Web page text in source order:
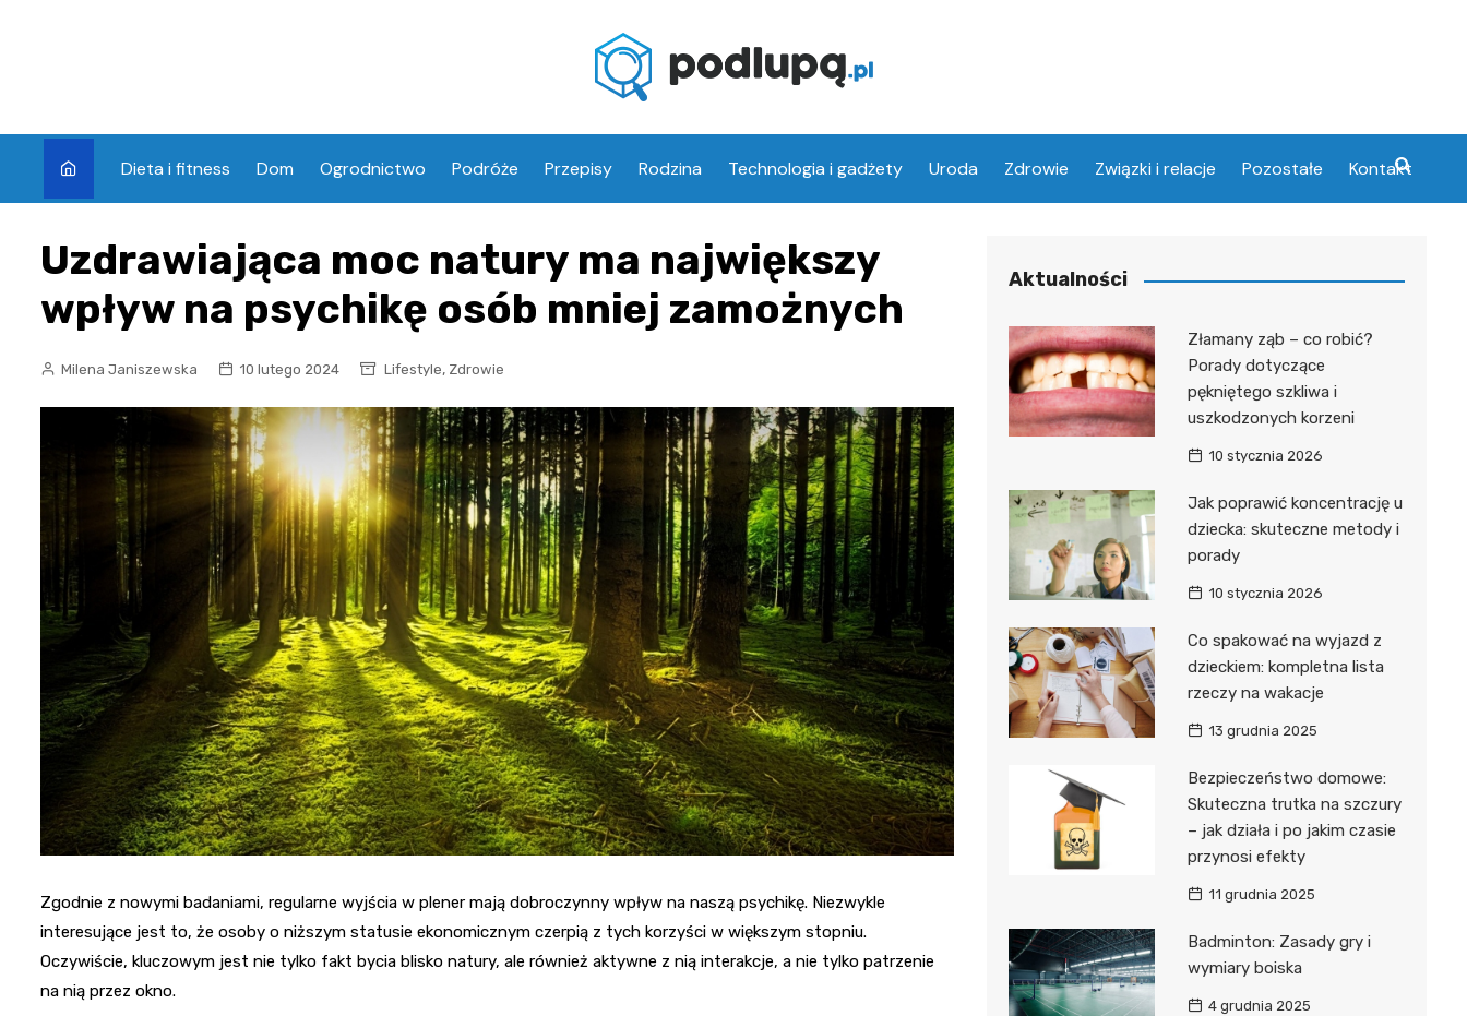
Dieta i fitness Dom Ogrodnictwo Podróże Przepisy Rodzina Technologia i gadżety Uroda Zdrowie Związki i relacje Pozostałe Kontakt
Uzdrawiająca moc natury ma największy
wpływ na psychikę osób mniej zamożnych
Milena Janiszewska 10 lutego 2024 Lifestyle, Zdrowie
Zgodnie z nowymi badaniami, regularne wyjścia w plener mają dobroczynny wpływ na naszą psychikę. Niezwykle
interesujące jest to, że osoby o niższym statusie ekonomicznym czerpią z tych korzyści w większym stopniu.
Oczywiście, kluczowym jest nie tylko fakt bycia blisko natury, ale również aktywne z nią interakcje, a nie tylko patrzenie
na nią przez okno.
Aktualności
Złamany ząb – co robić?
Porady dotyczące
pękniętego szkliwa i
uszkodzonych korzeni
10 stycznia 2026
Jak poprawić koncentrację u
dziecka: skuteczne metody i
porady
10 stycznia 2026
Co spakować na wyjazd z
dzieckiem: kompletna lista
rzeczy na wakacje
13 grudnia 2025
Bezpieczeństwo domowe:
Skuteczna trutka na szczury
– jak działa i po jakim czasie
przynosi efekty
11 grudnia 2025
Badminton: Zasady gry i
wymiary boiska
4 grudnia 2025